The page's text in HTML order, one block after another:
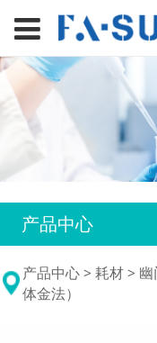
产品中心
幽门螺
原检测
产品中心> 耗材>
体金法）